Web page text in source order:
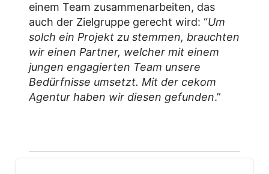
einem Team zusammenarbeiten, das
auch der Zielgruppe gerecht wird: “Um
solch ein Projekt zu stemmen, brauchten
wir einen Partner, welcher mit einem
jungen engagierten Team unsere
Bedürfnisse umsetzt. Mit der cekom
Agentur haben wir diesen gefunden.”